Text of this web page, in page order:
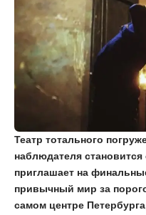
Театр тотального
наблюдателя
приглашает на
привычный мир за
самом центре